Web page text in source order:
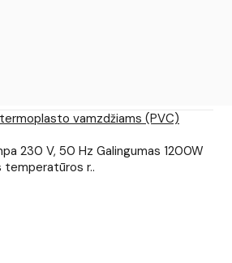
vamzdžiams (PVC)
230 V, 50 Hz Galingumas 1200W
r..